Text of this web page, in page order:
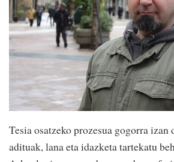
Tesia osatzeko prozesua gogorra izan
adituak, lana eta idazketa tartekatu